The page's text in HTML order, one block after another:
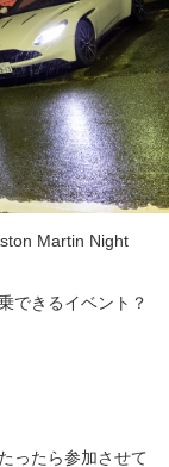
Martin Night
できるイベント？
ったら参加させて